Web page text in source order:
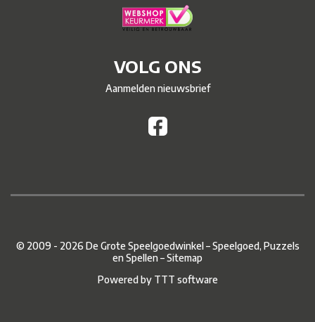
VOLG ONS
Aanmelden nieuwsbrief
© 2009 - 2026 De Grote Speelgoedwinkel – Speelgoed, Puzzels
en Spellen –Sitemap
Powered by TTT software